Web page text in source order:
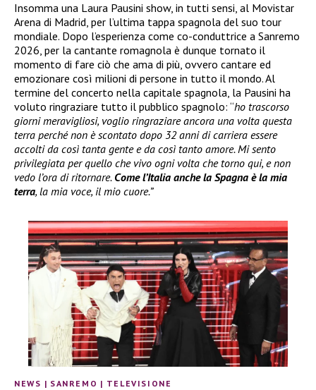
Insomma una Laura Pausini show, in tutti sensi, al Movistar
Arena di Madrid, per l’ultima tappa spagnola del suo tour
mondiale. Dopo l’esperienza come co-conduttrice a Sanremo
2026, per la cantante romagnola è dunque tornato il
momento di fare ciò che ama di più, ovvero cantare ed
emozionare così milioni di persone in tutto il mondo. Al
termine del concerto nella capitale spagnola, la Pausini ha
voluto ringraziare tutto il pubblico spagnolo: “ho trascorso
giorni meravigliosi, voglio ringraziare ancora una volta questa
terra perché non è scontato dopo 32 anni di carriera essere
accolti da così tanta gente e da così tanto amore. Mi sento
privilegiata per quello che vivo ogni volta che torno qui, e non
vedo l’ora di ritornare. Come l’Italia anche la Spagna è la mia
terra, la mia voce, il mio cuore.”
NEWS | SANREMO | TELEVISIONE